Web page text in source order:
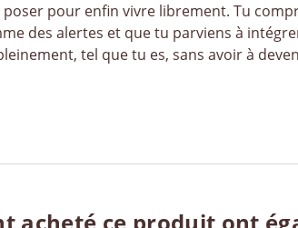
pour enfin vivre librement. Tu
des alertes et que tu parviens à
tel que tu es, sans avoir à